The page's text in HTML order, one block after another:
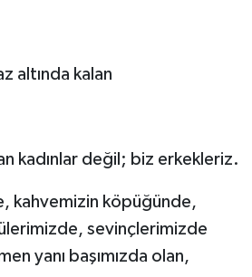
altında kalan
kadınlar değil; biz erkekleriz.
kahvemizin köpüğünde,
sevinçlerimizde
yanı başımızda olan,